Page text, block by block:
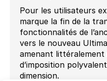
Pour les utilisateurs
marque la fin de la
fonctionnalités de
vers le nouveau
amenant
d’imposition
dimension.